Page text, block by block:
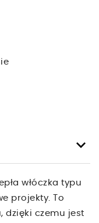
keyboard_arrow_down
włóczka typu
projekty. To
dzięki czemu jest